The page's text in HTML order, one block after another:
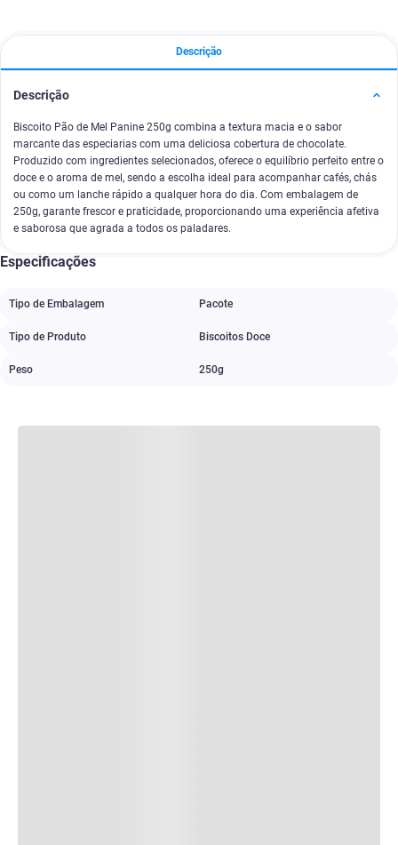
Descrição
Descrição
Biscoito Pão de Mel Panine 250g combina a textura macia e o sabor
marcante das especiarias com uma deliciosa cobertura de chocolate.
Produzido com ingredientes selecionados, oferece o equilíbrio perfeito entre o
doce e o aroma de mel, sendo a escolha ideal para acompanhar cafés, chás
ou como um lanche rápido a qualquer hora do dia. Com embalagem de
250g, garante frescor e praticidade, proporcionando uma experiência afetiva
e saborosa que agrada a todos os paladares.
Especificações
Tipo de Embalagem Pacote
Tipo de Produto Biscoitos Doce
Peso 250g